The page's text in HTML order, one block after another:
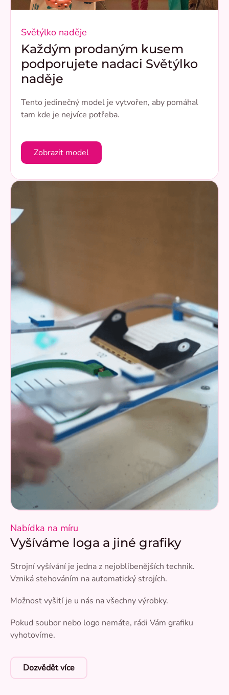
Světýlko naděje
Každým prodaným kusem
podporujete nadaci Světýlko
naděje
Tento jedinečný model je vytvořen, aby pomáhal
tam kde je nejvíce potřeba.
Zobrazit model
Nabídka na míru
Vyšíváme loga a jiné grafiky
Strojní vyšívání je jedna z nejoblíbenějších technik.
Vzniká stehováním na automatický strojích.
Možnost vyšití je u nás na všechny výrobky.
Pokud soubor nebo logo nemáte, rádi Vám grafiku
vyhotovíme.
Dozvědět více